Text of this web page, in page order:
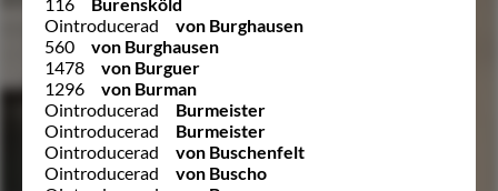
Ointroducerad
von Burghausen
560
von Burghausen
1478
von Burguer
1296
von Burman
Ointroducerad
Burmeister
Ointroducerad
Burmeister
Ointroducerad
von Buschenfelt
Ointroducerad
von Buscho